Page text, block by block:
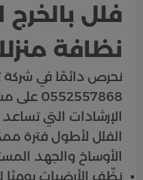
فلل
نظافة
نحرص دائمًا في شركة
الإرشادات التي
الفلل لأطول فترة
الأوساخ والجهد
نظّف الأرضيات يوميًا